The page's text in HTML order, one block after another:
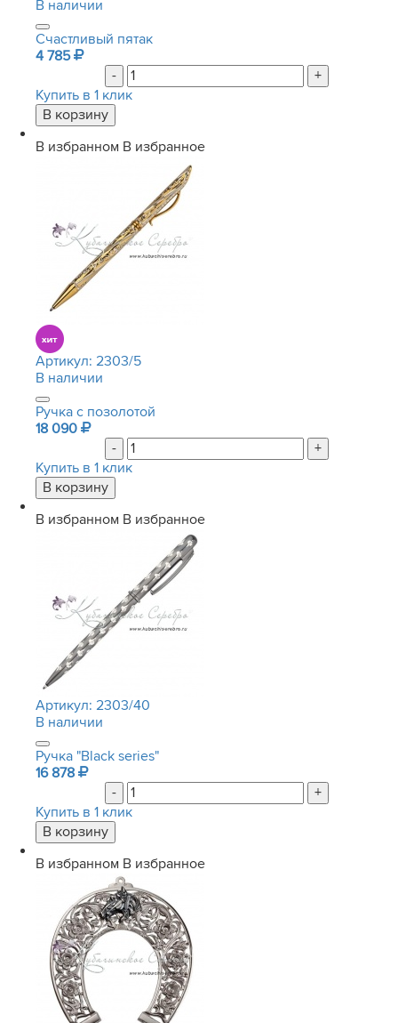
В наличии
Счастливый пятак
4 785
-
+
Купить в 1 клик
В избранном В избранное
Артикул: 2303/5
В наличии
Ручка с позолотой
18 090
-
+
Купить в 1 клик
В избранном В избранное
Артикул: 2303/40
В наличии
Ручка "Black series"
16 878
-
+
Купить в 1 клик
В избранном В избранное